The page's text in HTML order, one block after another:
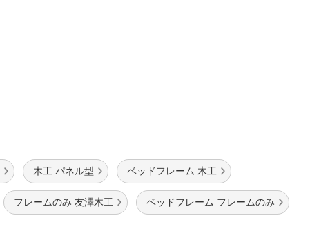
木工 パネル型 ベッドフレーム 木工
フレームのみ 友澤木工 ベッドフレーム フレームのみ